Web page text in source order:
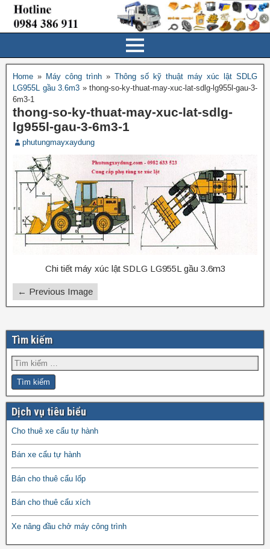
Home » Máy công trình » Thông số kỹ thuật máy xúc lật SDLG
LG955L gầu 3.6m3 » thong-so-ky-thuat-may-xuc-lat-sdlg-lg955l-gau-3-
6m3-1
thong-so-ky-thuat-may-xuc-lat-sdlg-
lg955l-gau-3-6m3-1
phutungmayxaydung
Chi tiết máy xúc lật SDLG LG955L gầu 3.6m3
← Previous Image
Tìm kiếm
Dịch vụ tiêu biểu
Cho thuê xe cẩu tự hành
Bán xe cẩu tự hành
Bán cho thuê cẩu lốp
Bán cho thuê cẩu xích
Xe nâng đầu chở máy công trình